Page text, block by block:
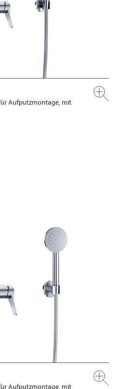
Aufputzmontage, mit
Aufputzmontage, mit